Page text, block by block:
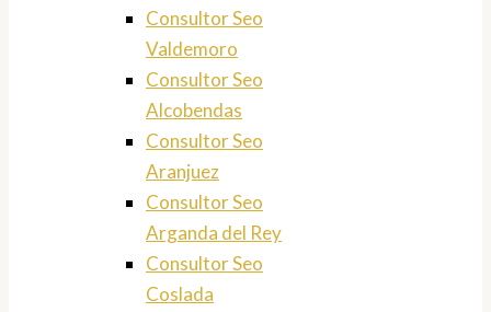
Consultor Seo
Valdemoro
Consultor Seo
Alcobendas
Consultor Seo
Aranjuez
Consultor Seo
Arganda del Rey
Consultor Seo
Coslada